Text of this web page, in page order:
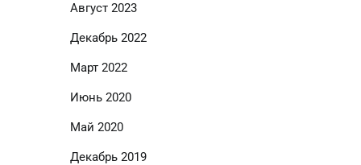
Август 2023
Декабрь 2022
Март 2022
Июнь 2020
Май 2020
Декабрь 2019